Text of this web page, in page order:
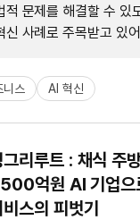
문제를 해결할 수 있
신 사례로 주목받고 있
니스 AI 혁신
리루트 : 채식 주
억원 AI 기업으
스의 피벗기